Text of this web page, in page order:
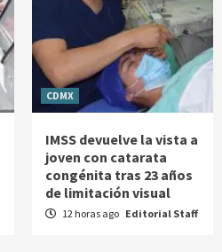
CDMX
IMSS devuelve la vista a
joven con catarata
congénita tras 23 años
de limitación visual
12 horas ago Editorial Staff